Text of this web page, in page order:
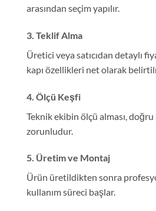
arasından seçim yapılır.
3. Teklif Alma
Üretici veya satıcıdan detaylı
kapı özellikleri net olarak
4. Ölçü Keşfi
Teknik ekibin ölçü alması,
zorunludur.
5. Üretim ve Montaj
Ürün üretildikten sonra
kullanım süreci başlar.